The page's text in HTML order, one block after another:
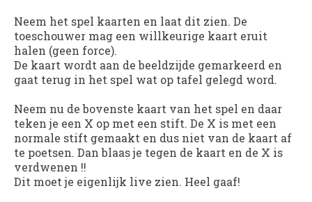
Neem het spel kaarten en laat dit zien. De
toeschouwer mag een willkeurige kaart eruit
halen (geen force).
De kaart wordt aan de beeldzijde gemarkeerd en
gaat terug in het spel wat op tafel gelegd word.
Neem nu de bovenste kaart van het spel en daar
teken je een X op met een stift. De X is met een
normale stift gemaakt en dus niet van de kaart af
te poetsen. Dan blaas je tegen de kaart en de X is
verdwenen !!
Dit moet je eigenlijk live zien. Heel gaaf!